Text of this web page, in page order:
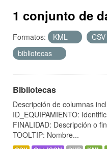
Acerca de
1 conjunto de
Formatos: KML CSV
bibliotecas
Bibliotecas
Descripción de columnas
ID_EQUIPAMIENTO:
FINALIDAD: Descripción o
TOOLTIP: Nombre...